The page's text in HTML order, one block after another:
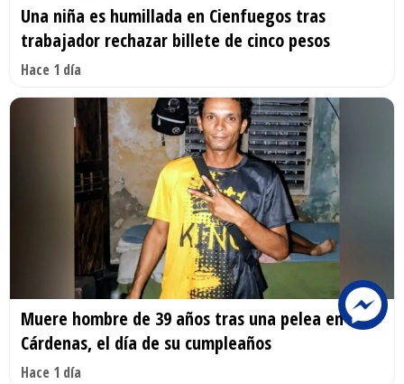
Una niña es humillada en Cienfuegos tras
trabajador rechazar billete de cinco pesos
Hace 1 día
Muere hombre de 39 años tras una pelea en
Cárdenas, el día de su cumpleaños
Hace 1 día